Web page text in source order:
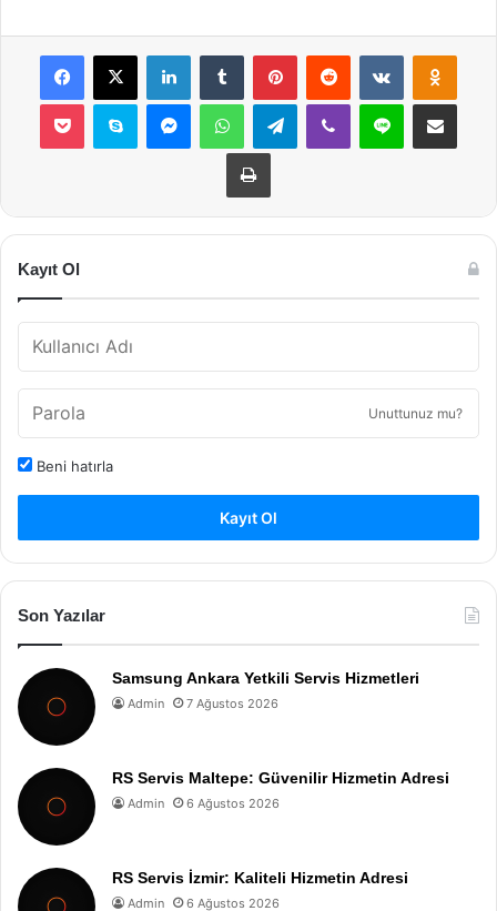
Facebook
X LinkedInTumblr PinterestReddit VKontakte
Pocket Skype MessengerWhatsAppTelegramViber Line E-Posta ile
Yazdır
Kayıt Ol
Unuttunuz mu?
Beni hatırla
Kayıt Ol
Son Yazılar
Samsung Ankara Yetkili Servis Hizmetleri
Admin 7 Ağustos 2026
RS Servis Maltepe: Güvenilir Hizmetin Adresi
Admin 6 Ağustos 2026
RS Servis İzmir: Kaliteli Hizmetin Adresi
Admin 6 Ağustos 2026